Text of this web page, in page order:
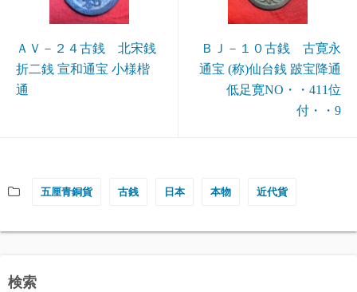
ＡＶ－２４古銭 北宋銭
折二銭 宣和通宝 小様楷
通
ＢＪ－１０古銭 古寛永
通宝 (称)仙台銭 跛宝降通
低足寛NO・・411位
付・・9
五厘青銅貨 古銭 日本 本物 近代貨
検索